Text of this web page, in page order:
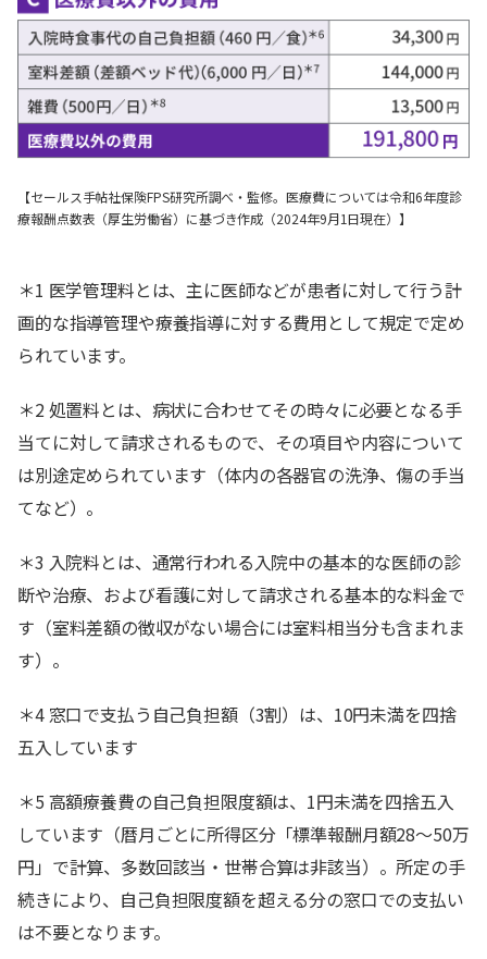
【セールス手帖社保険FPS研究所調べ・監修。医療費については令和6年度診
療報酬点数表（厚生労働省）に基づき作成（2024年9月1日現在）】
＊1 医学管理料とは、主に医師などが患者に対して行う計
画的な指導管理や療養指導に対する費用として規定で定め
られています。
＊2 処置料とは、病状に合わせてその時々に必要となる手
当てに対して請求されるもので、その項目や内容について
は別途定められています（体内の各器官の洗浄、傷の手当
てなど）。
＊3 入院料とは、通常行われる入院中の基本的な医師の診
断や治療、および看護に対して請求される基本的な料金で
す（室料差額の徴収がない場合には室料相当分も含まれま
す）。
＊4 窓口で支払う自己負担額（3割）は、10円未満を四捨
五入しています
＊5 高額療養費の自己負担限度額は、1円未満を四捨五入
しています（暦月ごとに所得区分「標準報酬月額28～50万
円」で計算、多数回該当・世帯合算は非該当）。所定の手
続きにより、自己負担限度額を超える分の窓口での支払い
は不要となります。